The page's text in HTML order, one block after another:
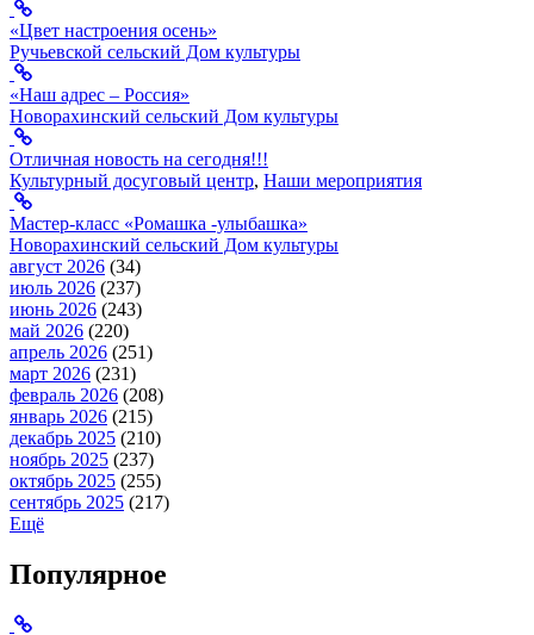
«Цвет настроения осень»
Ручьевской сельский Дом культуры
«Наш адрес – Россия»
Новорахинский сельский Дом культуры
Отличная новость на сегодня!!!
Культурный досуговый центр, Наши мероприятия
Мастер-класс «Ромашка -улыбашка»
Новорахинский сельский Дом культуры
август 2026 (34)
июль 2026 (237)
июнь 2026 (243)
май 2026 (220)
апрель 2026 (251)
март 2026 (231)
февраль 2026 (208)
январь 2026 (215)
декабрь 2025 (210)
ноябрь 2025 (237)
октябрь 2025 (255)
сентябрь 2025 (217)
Ещё
Популярное